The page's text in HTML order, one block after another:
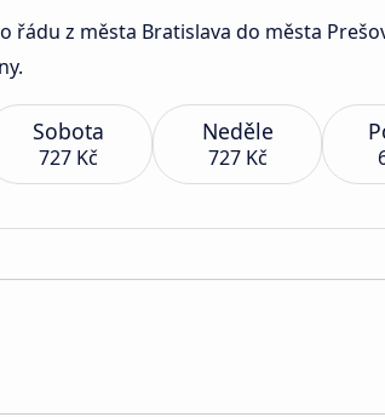
z města Bratislava do města
Sobota
727 Kč
Neděle
727 Kč